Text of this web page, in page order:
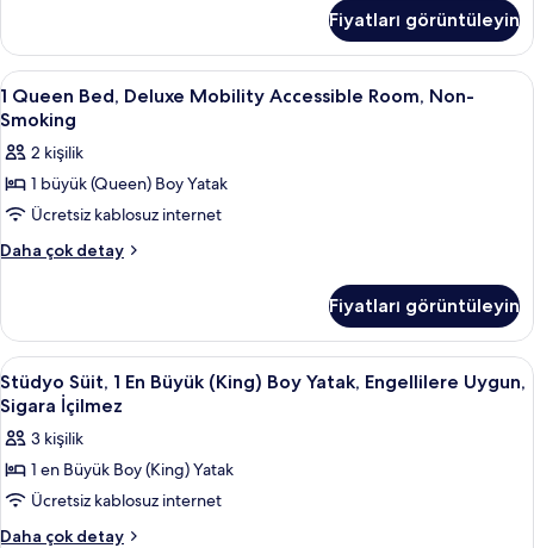
Suite,
Non-
Smoking
için
tüm
fotoğrafları
görün
King
Bed,
One-
Bedroom,
Suite,
Non-
Smoking
hakkında
daha
fazla
Fiyatları görüntüleyin
1
Queen
Bed,
Deluxe
Mobility
Accessible
Room,
için
tüm
fotoğrafları
görün
Mısır pamuklu çarşaf takımı, kaliteli
7
1 Queen Bed, Deluxe Mobility Accessible Room, Non-
Smoking
2 kişilik
1 büyük (Queen) Boy Yatak
Ücretsiz kablosuz internet
Daha çok detay
1
Mobility
Accessible
Room,
Non-
Smoking
hakkında
daha
detay
Fiyatları görüntüleyin
Stüdyo
Süit,
En
Büyük
(King)
Boy
Mısır pamuklu çarşaf takımı, kaliteli
7
Stüdyo Süit, 1 En Büyük (King) Boy Yatak, Engellilere Uygun,
Sigara İçilmez
3 kişilik
1 en Büyük Boy (King) Yatak
Ücretsiz kablosuz internet
Daha çok detay
Stüdyo